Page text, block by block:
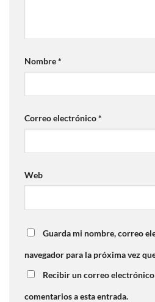
Nombre*
Correo electrónico*
Web
Guarda mi nombre, correo
navegador para la próxima vez
Recibir un correo
comentarios a esta entrada.